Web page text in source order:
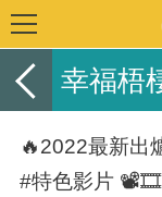
幸福梧
🔥2022最新出
#特色影片 📽🎞